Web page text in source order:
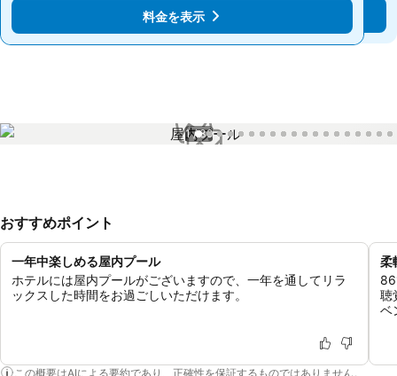
料金を表示
料金を表示
1 / 39
おすすめポイント
一年中楽しめる屋内プール
ホテルには屋内プールがございますので、一年を通してリラ
ックスした時間をお過ごしいただけます。
柔
聴
ベ
この概要はAIによる要約であり、正確性を保証するものではありません。